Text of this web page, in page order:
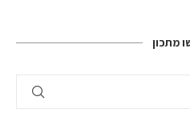
מתכון